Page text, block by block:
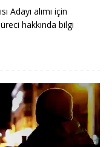
Adayı alımı için
hakkında bilgi